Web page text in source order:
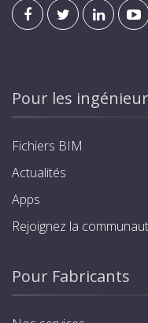
Pour les
Fichiers BIM
Actualités
Apps
Rejoignez la
Pour Fabricants